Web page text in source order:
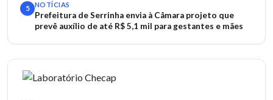
5 NOTÍCIAS
Prefeitura de Serrinha envia à Câmara projeto que
prevê auxílio de até R$ 5,1 mil para gestantes e mães